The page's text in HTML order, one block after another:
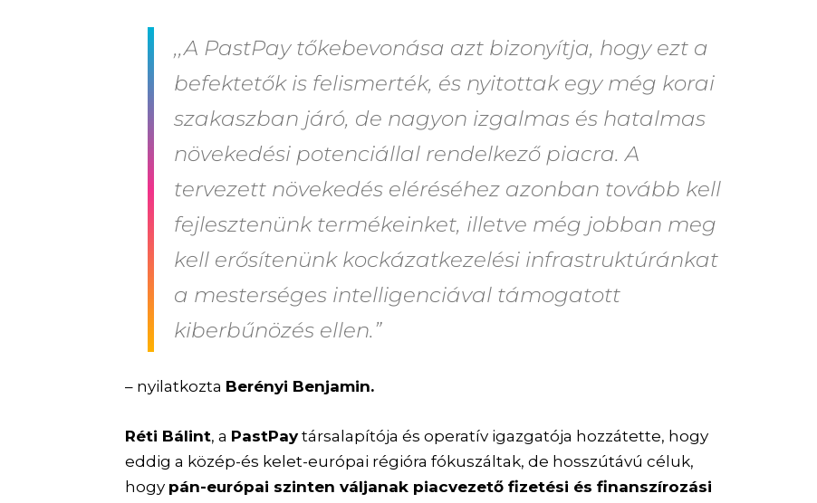
,,A PastPay tőkebevonása azt bizonyítja, hogy ezt a
befektetők is felismerték, és nyitottak egy még korai
szakaszban járó, de nagyon izgalmas és hatalmas
növekedési potenciállal rendelkező piacra. A
tervezett növekedés eléréséhez azonban tovább kell
fejlesztenünk termékeinket, illetve még jobban meg
kell erősítenünk kockázatkezelési infrastruktúránkat
a mesterséges intelligenciával támogatott
kiberbűnözés ellen.”
– nyilatkozta Berényi Benjamin.
Réti Bálint, a PastPaytársalapítója és operatív igazgatója hozzátette, hogy
eddig a közép-és kelet-európai régióra fókuszáltak, de hosszútávú céluk,
hogy pán-európai szinten váljanak piacvezető fizetési és finanszírozási